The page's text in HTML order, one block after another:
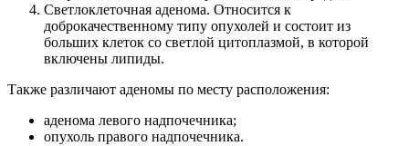
Светлоклеточная аденома. Относится к
доброкачественному типу опухолей и состоит из
больших клеток со светлой цитоплазмой, в которой
включены липиды.
Также различают аденомы по месту расположения:
аденома левого надпочечника;
опухоль правого надпочечника.